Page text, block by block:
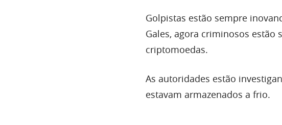
Golpistas estão sempre
Gales, agora criminosos
criptomoedas.
As autoridades estão
estavam armazenados a frio.